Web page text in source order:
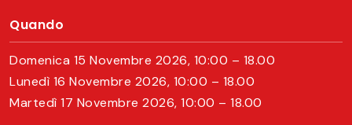
Quando
Domenica 15 Novembre 2026, 10:00 – 18.00
Lunedì 16 Novembre 2026, 10:00 – 18.00
Martedì 17 Novembre 2026, 10:00 – 18.00